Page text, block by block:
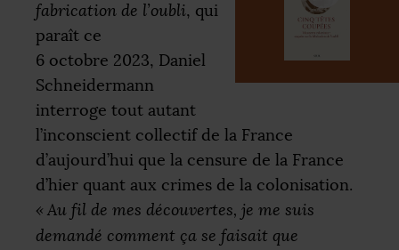
fabrication de l’oubli, qui
paraît ce
6 octobre 2023, Daniel
Schneidermann
interroge tout autant
l’inconscient collectif de la France
d’aujourd’hui que la censure de la France
d’hier quant aux crimes de la colonisation.
« Au fil de mes découvertes, je me suis
demandé comment ça se faisait que